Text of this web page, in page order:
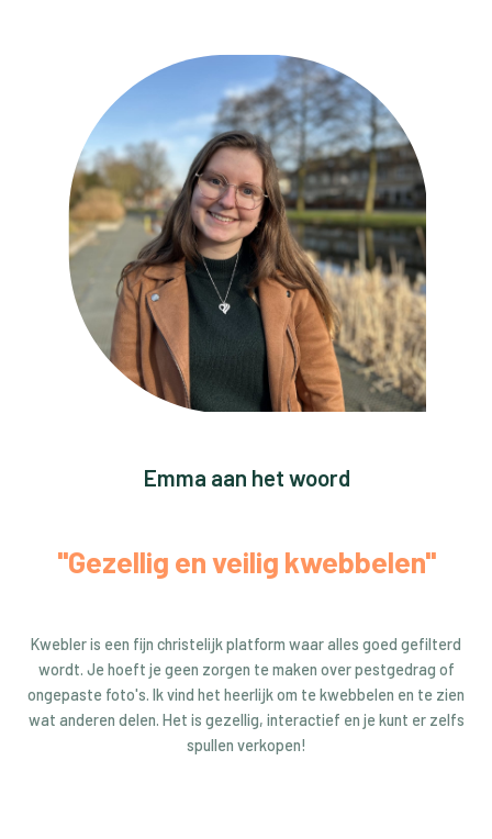
Emma aan het woord
"Gezellig en veilig kwebbelen"
Kwebler is een fijn christelijk platform waar alles goed gefilterd
wordt. Je hoeft je geen zorgen te maken over pestgedrag of
ongepaste foto's. Ik vind het heerlijk om te kwebbelen en te zien
wat anderen delen. Het is gezellig, interactief en je kunt er zelfs
spullen verkopen!